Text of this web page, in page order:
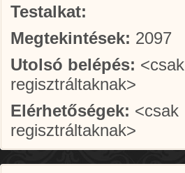
Testalkat:
Megtekintések: 2097
Utolsó belépés: <csak
regisztráltaknak>
Elérhetőségek: <csak
regisztráltaknak>